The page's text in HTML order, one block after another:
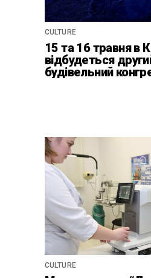
CULTURE
15 та 16 травня в
відбудеться
будівельний
CULTURE